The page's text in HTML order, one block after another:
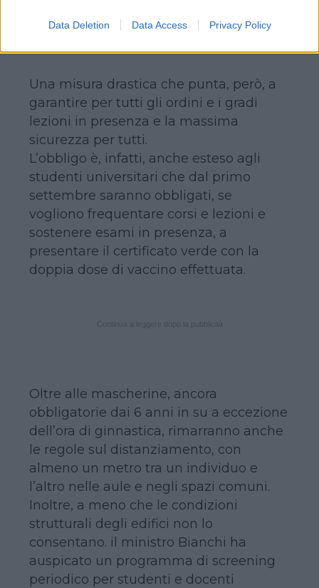
Data Deletion Data Access Privacy Policy
retribuzione né altro compenso o
Una misura drastica che punta, però, a
garantire per tutti gli ordini e i gradi
lezioni in presenza e la massima
sicurezza per tutti.
L’obbligo è, infatti, anche esteso agli
studenti universitari che dal primo
settembre saranno obbligati, se
vogliono frequentare corsi e lezioni e
sostenere esami in presenza, a
presentare il certificato verde con la
doppia dose di vaccino effettuata.
Oltre alle mascherine, ancora
obbligatorie dai 6 anni in su a eccezione
dell’ora di ginnastica, rimarranno anche
le regole sul distanziamento, con
almeno un metro tra un individuo e
l’altro nelle aule e negli spazi comuni.
Inoltre, a meno che le condizioni
strutturali degli edifici non lo
consentano. il ministro Bianchi ha
auspicato un programma di screening
periodico per studenti e docenti